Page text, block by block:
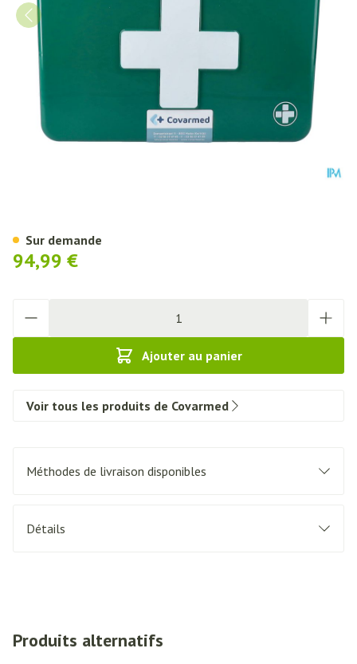
94,99 €
Ajouter au panier
Sur demande
Voir tous les produits de Covarmed
Méthodes de livraison disponibles
Détails
Produits alternatifs